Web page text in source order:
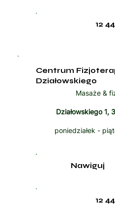
12
Centrum
Działowskiego
Masaże &
Działowskiego 1,
poniedziałek -
12
Nawiguj